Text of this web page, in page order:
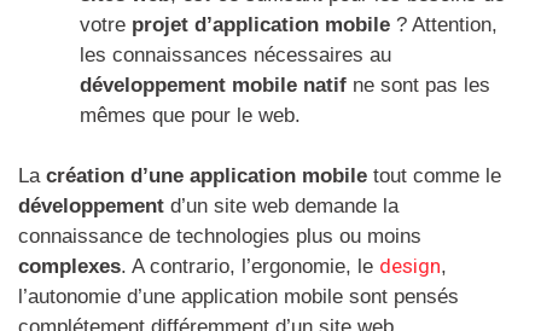
votre projet d’application mobile ? Attention,
les connaissances nécessaires au
développement mobile natif ne sont pas les
mêmes que pour le web.
La création d’une application mobile tout comme le
développement d’un site web demande la
connaissance de technologies plus ou moins
complexes. A contrario, l’ergonomie, le design,
l’autonomie d’une application mobile sont pensés